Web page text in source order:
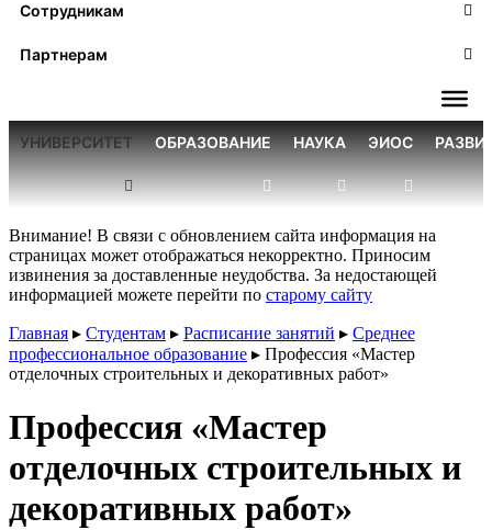
Сотрудникам
Партнерам
УНИВЕРСИТЕТ ОБРАЗОВАНИЕ НАУКА ЭИОС
Внимание! В связи с обновлением сайта информация на
страницах может отображаться некорректно. Приносим
извинения за доставленные неудобства. За недостающей
информацией можете перейти по старому сайту
Главная ▸ Студентам ▸ Расписание занятий ▸ Среднее
профессиональное образование ▸ Профессия «Мастер
отделочных строительных и декоративных работ»
Профессия «Мастер
отделочных строительных и
декоративных работ»